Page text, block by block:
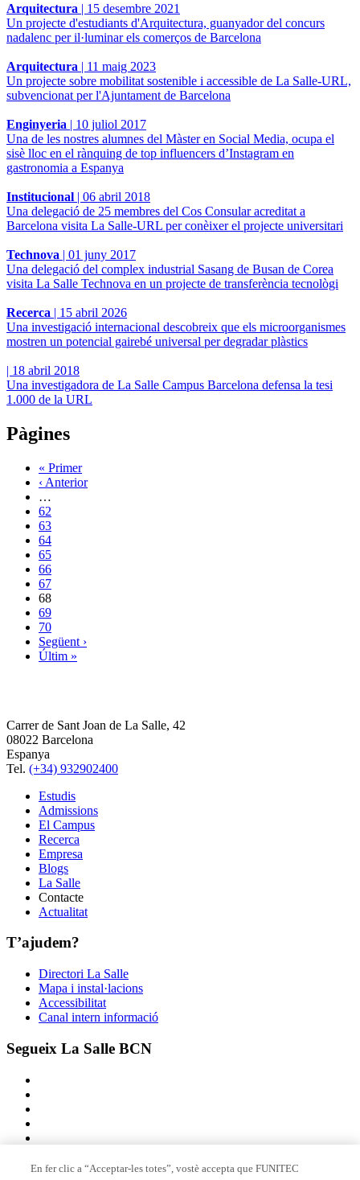
Arquitectura | 15 desembre 2021
Un projecte d'estudiants d'Arquitectura, guanyador del concurs
nadalenc per il·luminar els comerços de Barcelona
Arquitectura | 11 maig 2023
Un projecte sobre mobilitat sostenible i accessible de La Salle-URL,
subvencionat per l'Ajuntament de Barcelona
Enginyeria | 10 juliol 2017
Una de les nostres alumnes del Màster en Social Media, ocupa el
sisè lloc en el rànquing de top influencers d’Instagram en
gastronomia a Espanya
Institucional | 06 abril 2018
Una delegació de 25 membres del Cos Consular acreditat a
Barcelona visita La Salle-URL per conèixer el projecte universitari
Technova | 01 juny 2017
Una delegació del complex industrial Sasang de Busan de Corea
visita La Salle Technova en un projecte de transferència tecnològi
Recerca | 15 abril 2026
Una investigació internacional descobreix que els microorganismes
mostren un potencial gairebé universal per degradar plàstics
| 18 abril 2018
Una investigadora de La Salle Campus Barcelona defensa la tesi
1.000 de la URL
Pàgines
« Primer
‹ Anterior
…
62
63
64
65
66
67
68
69
70
Següent ›
Últim »
Carrer de Sant Joan de La Salle, 42
08022 Barcelona
Espanya
Tel. (+34) 932902400
Estudis
Admissions
El Campus
Recerca
Empresa
Blogs
La Salle
Contacte
Actualitat
T’ajudem?
Directori La Salle
Mapa i instal·lacions
Accessibilitat
Canal intern informació
Segueix La Salle BCN
En fer clic a “Acceptar-les totes”, vostè accepta que FUNITEC